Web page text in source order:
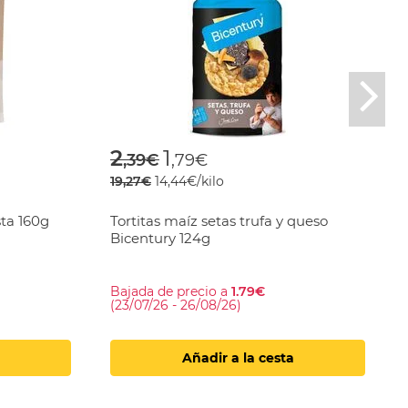
160g
Price reduced from
2,39€to
1,79€
19,27€ 14,44€/kilo
Tortitas maíz setas trufa y queso
Bicentury 124g
Bajada de precio a1.79€
(23/07/26 - 26/08/26)
Añadir a la cesta